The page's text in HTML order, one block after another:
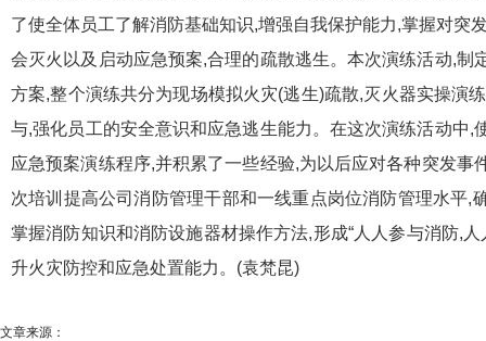
了使全体员工了解消防基础知识,增强自我保护能力,掌握对突
会灭火以及启动应急预案,合理的疏散逃生。本次演练活动,制
方案,整个演练共分为现场模拟火灾(逃生)疏散,灭火器实操演
与,强化员工的安全意识和应急逃生能力。在这次演练活动中,
应急预案演练程序,并积累了一些经验,为以后应对各种突发事
次培训提高公司消防管理干部和一线重点岗位消防管理水平,
掌握消防知识和消防设施器材操作方法,形成“人人参与消防,
升火灾防控和应急处置能力。(袁梵昆)
文章来源：